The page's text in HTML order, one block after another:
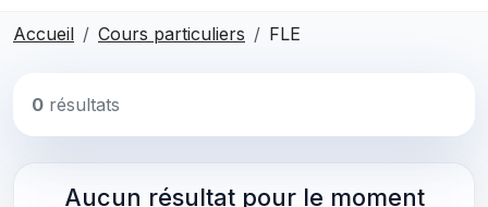
Accueil Cours particuliers FLE
0 résultats
Aucun résultat pour le moment